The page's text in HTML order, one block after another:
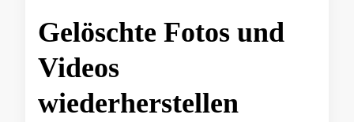
Gelöschte Fotos und
Videos
wiederherstellen